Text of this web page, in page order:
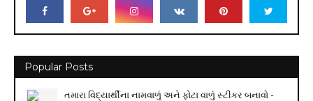
Popular Posts
તમારા વિદ્યાર્થીના નામવાળું અને ફોટા વાળું સ્ટીકર બનાવો -